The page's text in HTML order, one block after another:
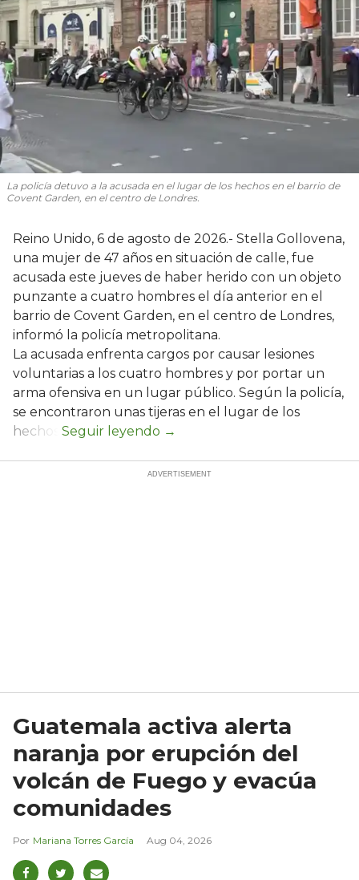
La policía detuvo a la acusada en el lugar de los hechos en el barrio de
Covent Garden, en el centro de Londres.
Reino Unido, 6 de agosto de 2026.- Stella Gollovena,
una mujer de 47 años en situación de calle, fue
acusada este jueves de haber herido con un objeto
punzante a cuatro hombres el día anterior en el
barrio de Covent Garden, en el centro de Londres,
informó la policía metropolitana.
La acusada enfrenta cargos por causar lesiones
voluntarias a los cuatro hombres y por portar un
arma ofensiva en un lugar público. Según la policía,
se encontraron unas tijeras en el lugar de los
hechos.
Guatemala activa alerta
naranja por erupción del
volcán de Fuego y evacúa
comunidades
Mariana Torres García Aug 04, 2026